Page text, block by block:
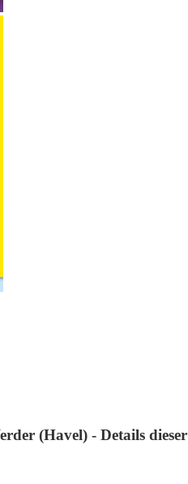
(Havel) - Details dieser